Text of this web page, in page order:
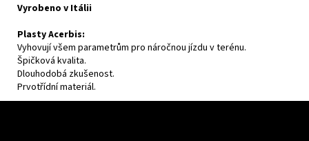
Vyrobeno v Itálii
Plasty Acerbis:
Vyhovují všem parametrům pro náročnou jízdu v terénu.
Špičková kvalita.
Dlouhodobá zkušenost.
Prvotřídní materiál.